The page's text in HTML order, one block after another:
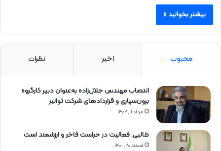
بیشتر بخوانید »
محبوب اخیر نظرات
انتصاب مهندس جلال‌زاده به‌عنوان دبیر كارگروه
برون‌سپاری و قراردادهای شركت توانیر
مرداد ۱۱, ۱۴۰۲
طالبی: فعالیت در حراست فاخر و ارزشمند است
اسفند ۲۰, ۱۴۰۱